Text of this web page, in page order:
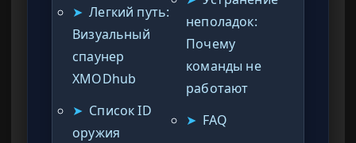
➤ Легкий путь:
Визуальный
спаунер
XMODhub
➤ Список ID
оружия
неполадок:
Почему
команды не
работают
➤ FAQ